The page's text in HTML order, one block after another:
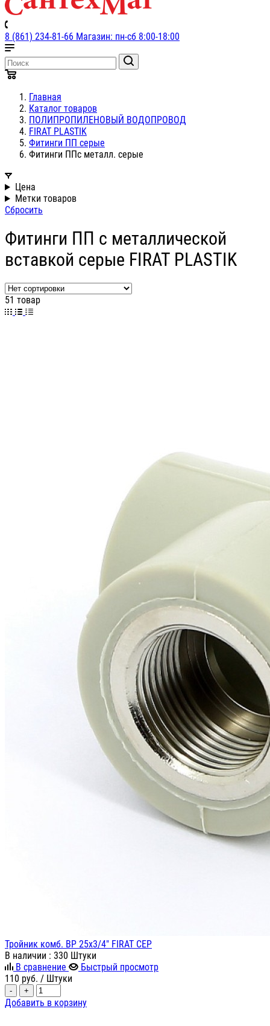
8 (861) 234-81-66 Магазин: пн-сб 8:00-18:00
Главная
Каталог товаров
ПОЛИПРОПИЛЕНОВЫЙ ВОДОПРОВОД
FIRAT PLASTIK
Фитинги ПП серые
Фитинги ППс металл. серые
Цена
Метки товаров
Сбросить
Фитинги ПП с металлической
вставкой серые FIRAT PLASTIK
51 товар
Тройник комб. ВР 25х3/4" FIRAT СЕР
В наличии : 330 Штуки
В сравнение
Быстрый просмотр
110 руб. / Штуки
- +
Добавить в корзину